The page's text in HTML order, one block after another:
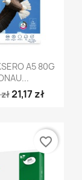
podgląd
A5 80G
21,17 zł
favorite_border